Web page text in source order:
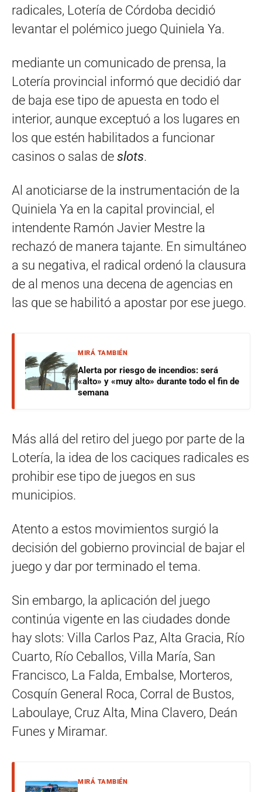
radicales, Lotería de Córdoba decidió
levantar el polémico juego Quiniela Ya.
mediante un comunica­do de prensa, la
Lotería provincial­ informó que decidió dar
de baja ese tipo de apuesta en todo el
interior, aunque exceptuó a los lugares en
los que estén habilitados a funcionar
casinos o salas de slots.
Al anoticiarse de la instrumentación de la
Quiniela Ya en la capital provincial, el
intendente Ramón Javier Mestre la
rechazó de manera tajante. En simultáneo
a su negativa, el radical ordenó la clausura
de al menos una decena de agencias en
las que se habilitó a apostar por ese juego.
MIRÁ TAMBIÉN
Alerta por riesgo de incendios: será
«alto» y «muy alto» durante todo el fin de
semana
Más allá del retiro del juego por parte de la
Lotería, la idea de los caciques radicales es
prohibir ese tipo de juegos en sus
municipios.
Atento a estos movimientos surgió la
decisión del gobierno provincial de bajar el
juego y dar por terminado el tema.
Sin embargo, la aplicación del juego
continúa vigente en las ciudades donde
hay slots: Villa Carlos Paz, Alta Gracia, Río
Cuarto, Río Ceballos, Villa María, San
Francisco, La Falda, Embalse, Morteros,
Cosquín General Roca, Corral de Bustos,
Laboulaye, Cruz Alta, Mina Clavero, Deán
Funes y Miramar.
MIRÁ TAMBIÉN